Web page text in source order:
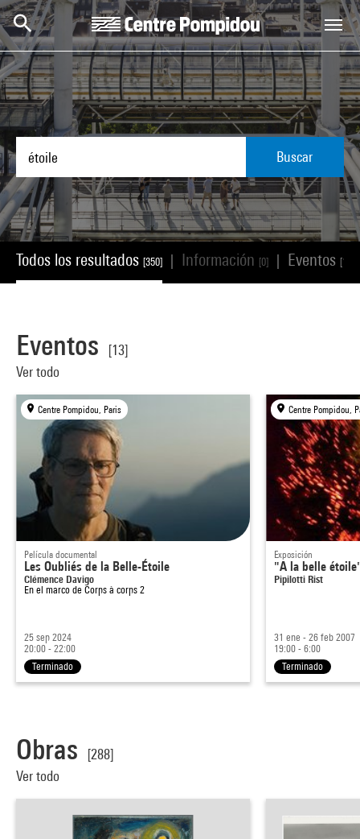
Skip to main content
Centre Pompidou
Buscar
Todos los resultados [350] Información [0] Eventos [13]
Eventos
[13]
Ver todo
Centre Pompidou, Paris
Película documental
Les Oubliés de la Belle-Étoile
Clémence Davigo
En el marco de Corps à corps 2
25 sep 2024
20:00 - 22:00
Terminado
Centre Pompidou,
Exposición
"A la belle
Pipilotti Rist
31 ene - 26 feb 2007
19:00 - 6:00
Terminado
Obras
[288]
Ver todo